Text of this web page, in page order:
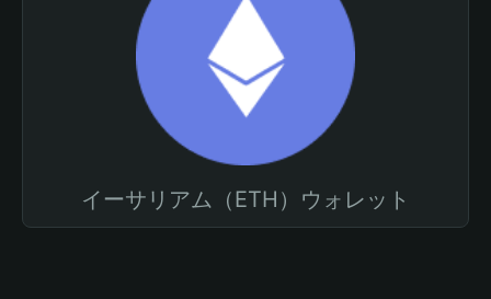
イーサリアム（ETH）ウォレット